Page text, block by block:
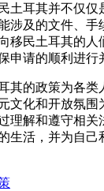
土耳其并不仅仅
涉及的文件、手
移民土耳其的人
申请的顺利进行
其的政策为各类
文化和开放氛围
理解和遵守相关
生活，并为自己